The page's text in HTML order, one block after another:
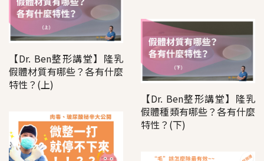
【Dr. Ben整形講堂】隆乳
假體材質有哪些？各有什麼
特性？(上)
【Dr. Ben整形講堂】隆乳
假體種類有哪些？各有什麼
特性？(下)